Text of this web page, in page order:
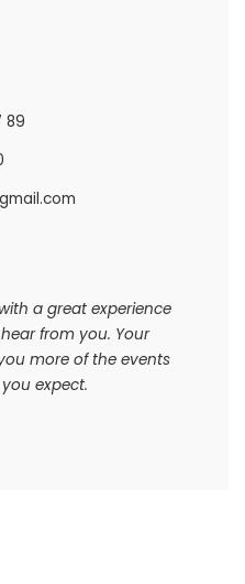
89
a great experience
from you. Your
more of the events
expect.